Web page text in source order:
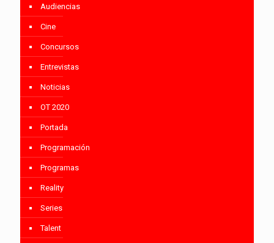
Audiencias
Cine
Concursos
Entrevistas
Noticias
OT 2020
Portada
Programación
Programas
Reality
Series
Talent